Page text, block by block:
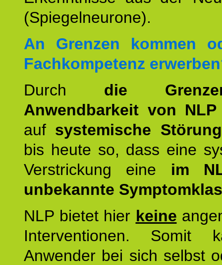
(Spiegelneurone).
An Grenzen kommen
Fachkompetenz
Durch die
Anwendbarkeit von NLP
auf systemische
bis heute so, dass eine
Verstrickung eine im
unbekannte
NLP bietet hier keine
Interventionen. Somit
Anwender bei sich selbst